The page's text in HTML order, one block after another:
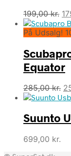
199,00kr.
På Udsalg!
Equator
285,00kr.
Suunto
699,00 kr.